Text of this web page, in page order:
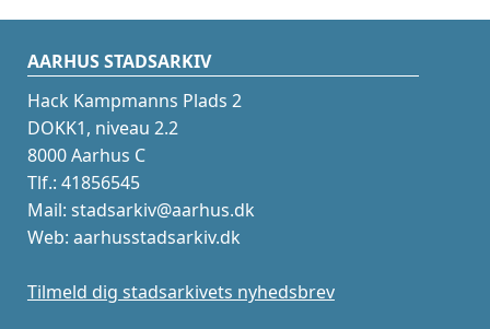
AARHUS STADSARKIV
Hack Kampmanns Plads 2
DOKK1, niveau 2.2
8000 Aarhus C
Tlf.: 41856545
Mail: stadsarkiv@aarhus.dk
Web: aarhusstadsarkiv.dk
Tilmeld dig stadsarkivets nyhedsbrev